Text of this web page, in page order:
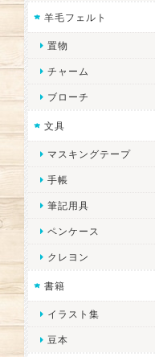
羊毛フェルト
置物
チャーム
ブローチ
文具
マスキングテープ
手帳
筆記用具
ペンケース
クレヨン
書籍
イラスト集
豆本